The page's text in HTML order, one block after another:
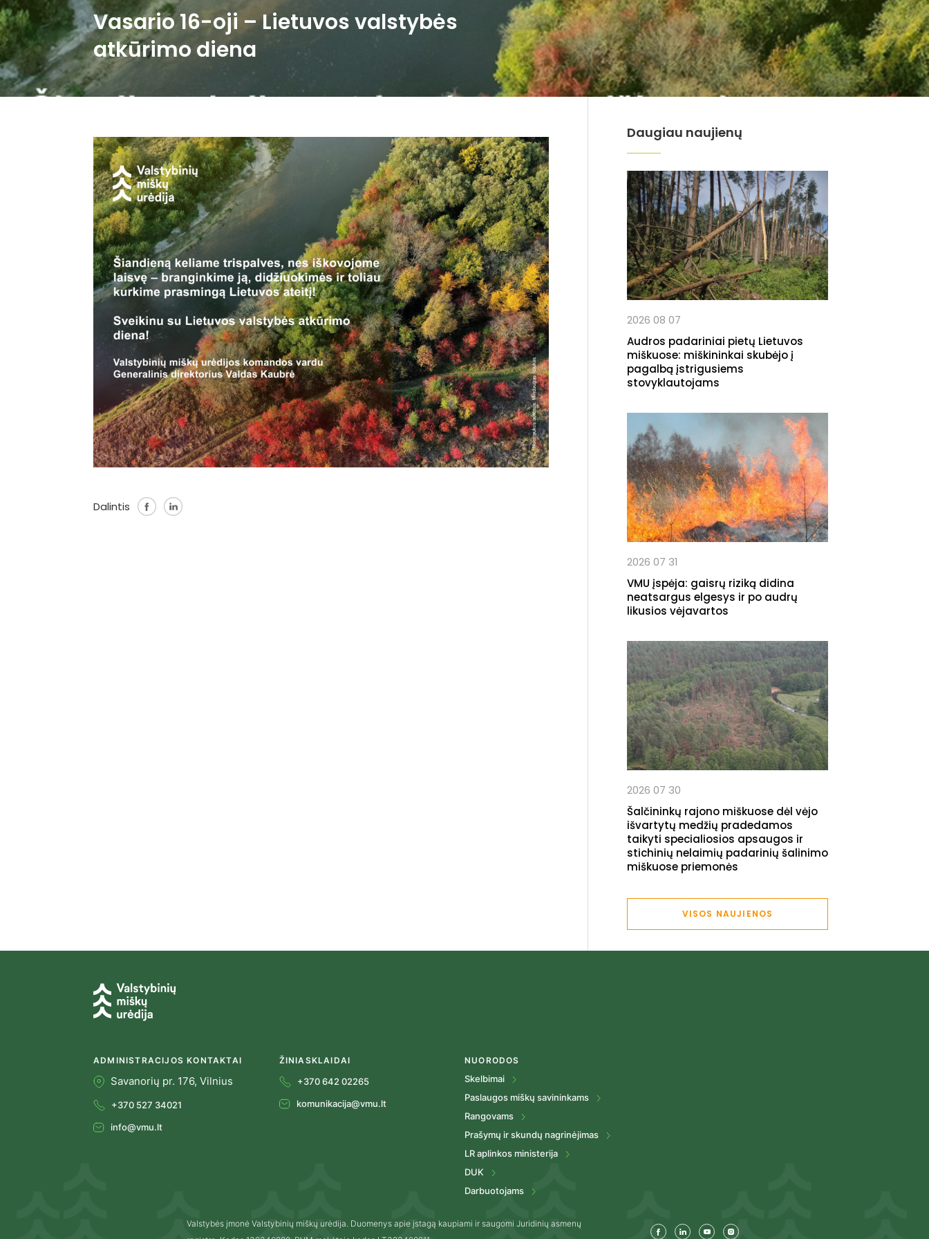
Vasario 16-oji – Lietuvos valstybės
atkūrimo diena
Dalintis
Daugiau naujienų
2026 08 07
Audros padariniai pietų Lietuvos
miškuose: miškininkai skubėjo į
pagalbą įstrigusiems
stovyklautojams
2026 07 31
VMU įspėja: gaisrų riziką didina
neatsargus elgesys ir po audrų
likusios vėjavartos
2026 07 30
Šalčininkų rajono miškuose dėl vėjo
išvartytų medžių pradedamos
taikyti specialiosios apsaugos ir
stichinių nelaimių padarinių šalinimo
miškuose priemonės
VISOS NAUJIENOS
ADMINISTRACIJOS KONTAKTAI
Savanorių pr. 176, Vilnius
+370 527 34021
info@vmu.lt
ŽINIASKLAIDAI
+370 642 02265
komunikacija@vmu.lt
NUORODOS
Skelbimai
Paslaugos miškų savininkams
Rangovams
Prašymų ir skundų nagrinėjimas
LR aplinkos ministerija
DUK
Darbuotojams
Valstybės įmonė Valstybinių miškų urėdija. Duomenys apie įstagą kaupiami ir saugomi Juridinių asmenų